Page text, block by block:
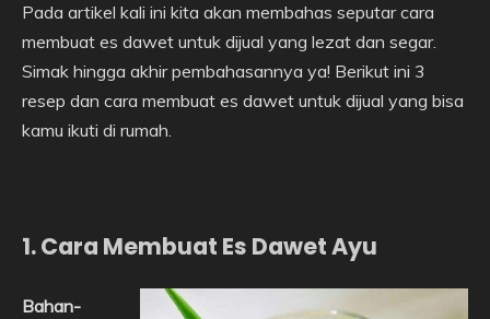
Pada artikel kali ini kita akan membahas seputar cara
membuat es dawet untuk dijual yang lezat dan segar.
Simak hingga akhir pembahasannya ya! Berikut ini 3
resep dan cara membuat es dawet untuk dijual yang bisa
kamu ikuti di rumah.
1. Cara Membuat Es Dawet Ayu
Bahan-